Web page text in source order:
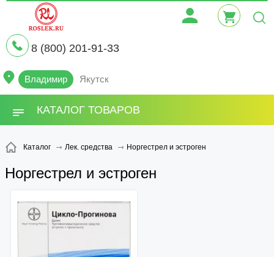
8 (800) 201-91-33
Владимир Якутск
КАТАЛОГ ТОВАРОВ
Каталог Лек. средства Норгестрел и эстроген
Норгестрел и эстроген